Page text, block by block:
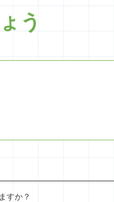
う
すか？